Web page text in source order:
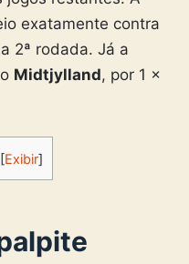
exatamente contra
2ª rodada. Já a
Midtjylland, por 1 x
[Exibir]